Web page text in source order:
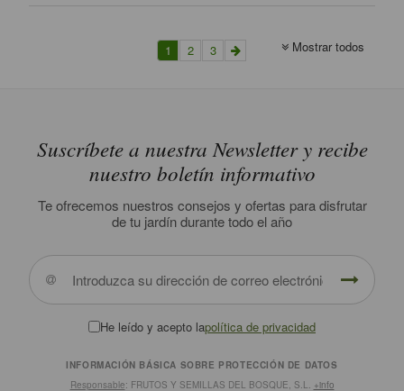
Mostrar todos
1 2 3
Suscríbete a nuestra Newsletter y recibe
nuestro boletín informativo
Te ofrecemos nuestros consejos y ofertas para disfrutar
de tu jardín durante todo el año
He leído y acepto lapolítica de privacidad
INFORMACIÓN BÁSICA SOBRE PROTECCIÓN DE DATOS
Responsable: FRUTOS Y SEMILLAS DEL BOSQUE, S.L. +info